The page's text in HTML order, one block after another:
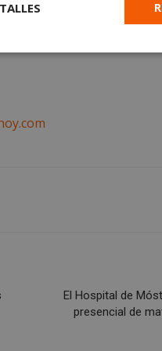
en este artículo.
El Hospital de
presencial de
Cookies de
Sesión